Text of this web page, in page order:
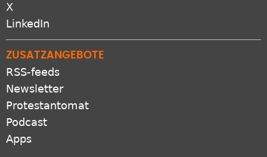
X
LinkedIn
ZUSATZANGEBOTE
RSS-feeds
Newsletter
Protestantomat
Podcast
Apps